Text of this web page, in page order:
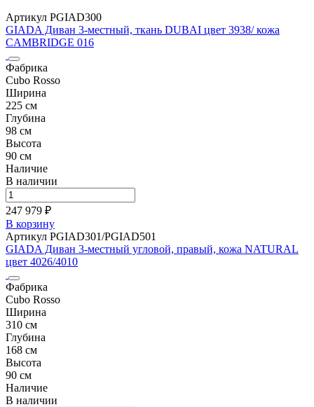
Артикул PGIAD300
GIADA Диван 3-местный, ткань DUBAI цвет 3938/ кожа
CAMBRIDGE 016
Фабрика
Cubo Rosso
Ширина
225 см
Глубина
98 см
Высота
90 см
Наличие
В наличии
247 979 ₽
В корзину
Артикул PGIAD301/PGIAD501
GIADA Диван 3-местный угловой, правый, кожа NATURAL
цвет 4026/4010
Фабрика
Cubo Rosso
Ширина
310 см
Глубина
168 см
Высота
90 см
Наличие
В наличии